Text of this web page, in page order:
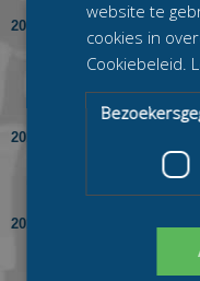
2016/2017 in de
samen
2015/2016
samen met
2014/2015 in de
samen
website te
cookies in
Cookiebeleid.